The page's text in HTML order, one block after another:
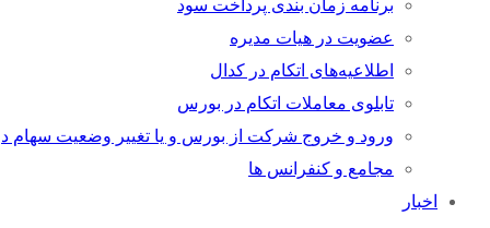
برنامه زمان بندی پرداخت سود
عضویت در هیات مدیره
اطلاعیه‌های اتکام در کدال
تابلوی معاملات اتکام در بورس
ورود و خروج شرکت از بورس و یا تغییر وضعیت سهام
مجامع و کنفرانس ها
اخبار